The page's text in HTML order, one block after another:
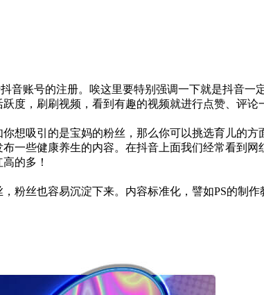
音账号的注册。唉这里要特别强调一下就是抖音
度，刷刷视频，看到有趣的视频就进行点赞、评论
想吸引的是宝妈的粉丝，那么你可以挑选育儿的
一些健康养生的内容。在抖音上面我们经常看到
的多！
粉丝也容易沉淀下来。内容标准化，譬如PS的制